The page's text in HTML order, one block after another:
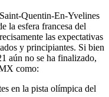
Quentin-En-Yvelines
la esfera francesa del
las expectativas
y principiantes. Si bien
aún no se ha finalizado,
como:
en la pista olímpica del